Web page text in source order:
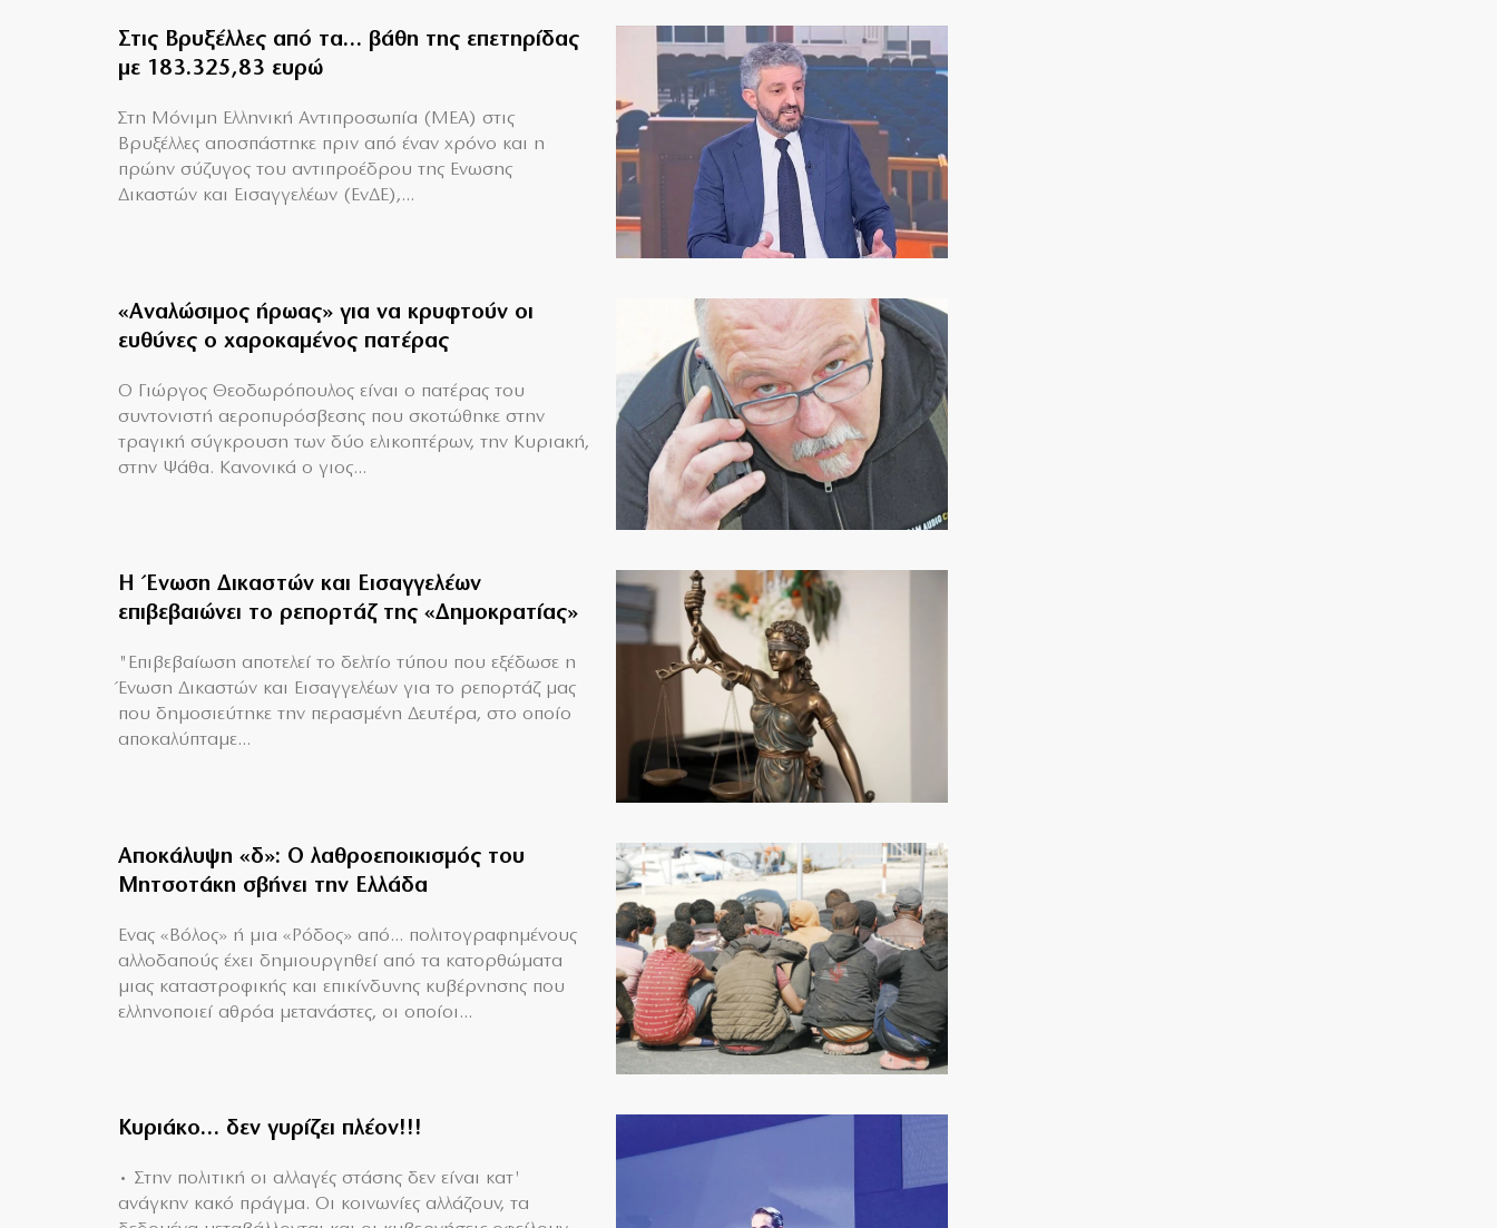
Στις Βρυξέλλες από τα… βάθη της επετηρίδας
με 183.325,83 ευρώ
Στη Μόνιμη Ελληνική Αντιπροσωπία (ΜΕΑ) στις
Βρυξέλλες αποσπάστηκε πριν από έναν χρόνο και η
πρώην σύζυγος του αντιπροέδρου της Ενωσης
Δικαστών και Εισαγγελέων (ΕνΔΕ),...
«Aναλώσιμος ήρωας» για να κρυφτούν οι
ευθύνες ο χαροκαμένος πατέρας
Ο Γιώργος Θεοδωρόπουλος είναι ο πατέρας του
συντονιστή αεροπυρόσβεσης που σκοτώθηκε στην
τραγική σύγκρουση των δύο ελικοπτέρων, την Κυριακή,
στην Ψάθα. Κανονικά ο γιος...
Η Ένωση Δικαστών και Εισαγγελέων
επιβεβαιώνει το ρεπορτάζ της «Δημοκρατίας»
"Επιβεβαίωση αποτελεί το δελτίο τύπου που εξέδωσε η
Ένωση Δικαστών και Εισαγγελέων για το ρεπορτάζ μας
που δημοσιεύτηκε την περασμένη Δευτέρα, στο οποίο
αποκαλύπταμε...
Αποκάλυψη «δ»: Ο λαθροεποικισμός του
Μητσοτάκη σβήνει την Ελλάδα
Ενας «Βόλος» ή μια «Ρόδος» από... πολιτογραφημένους
αλλοδαπούς έχει δημιουργηθεί από τα κατορθώματα
μιας καταστροφικής και επικίνδυνης κυβέρνησης που
ελληνοποιεί αθρόα μετανάστες, οι οποίοι...
Κυριάκο… δεν γυρίζει πλέον!!!
• Στην πολιτική οι αλλαγές στάσης δεν είναι κατ'
ανάγκην κακό πράγμα. Οι κοινωνίες αλλάζουν, τα